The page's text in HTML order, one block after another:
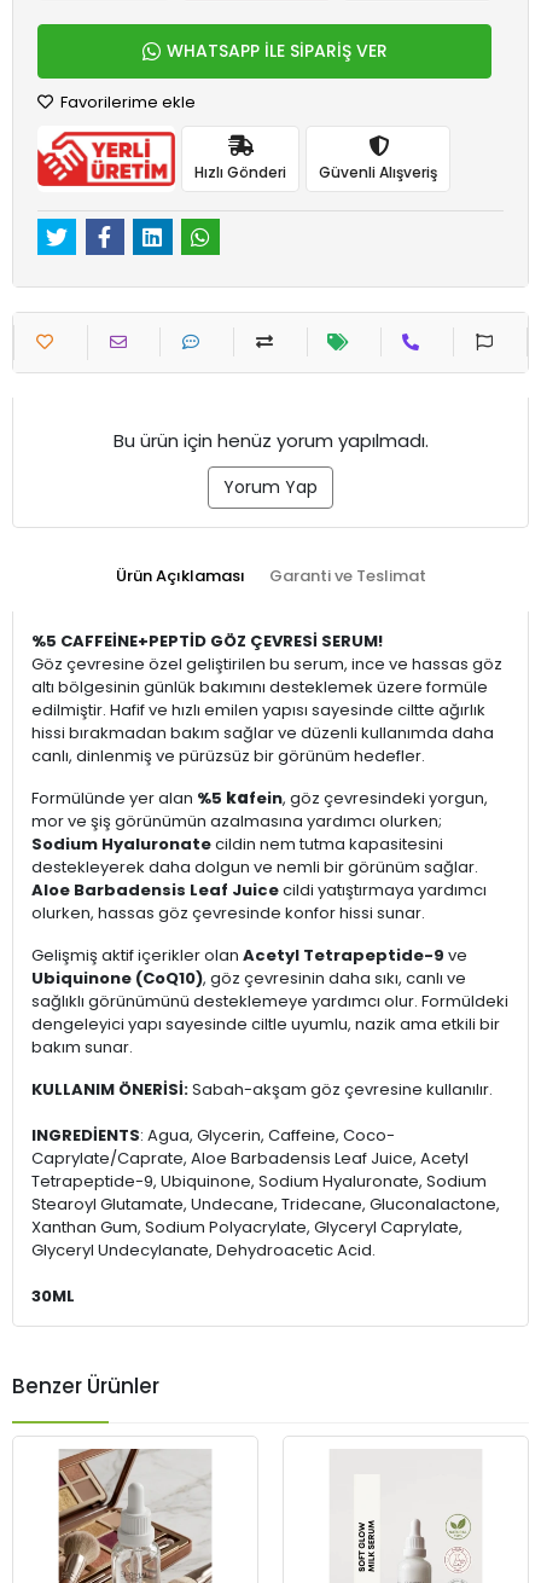
WHATSAPP İLE SİPARİŞ VER
Favorilerime ekle
Hızlı Gönderi Güvenli Alışveriş
Bu ürün için henüz yorum yapılmadı.
Yorum Yap
Ürün Açıklaması Garanti ve Teslimat
%5 CAFFEİNE+PEPTİD GÖZ ÇEVRESİ SERUM!
Göz çevresine özel geliştirilen bu serum, ince ve hassas göz
altı bölgesinin günlük bakımını desteklemek üzere formüle
edilmiştir. Hafif ve hızlı emilen yapısı sayesinde ciltte ağırlık
hissi bırakmadan bakım sağlar ve düzenli kullanımda daha
canlı, dinlenmiş ve pürüzsüz bir görünüm hedefler.
Formülünde yer alan %5 kafein, göz çevresindeki yorgun,
mor ve şiş görünümün azalmasına yardımcı olurken;
Sodium Hyaluronatecildin nem tutma kapasitesini
destekleyerek daha dolgun ve nemli bir görünüm sağlar.
Aloe Barbadensis Leaf Juicecildi yatıştırmaya yardımcı
olurken, hassas göz çevresinde konfor hissi sunar.
Gelişmiş aktif içerikler olan Acetyl Tetrapeptide-9 ve
Ubiquinone (CoQ10), göz çevresinin daha sıkı, canlı ve
sağlıklı görünümünü desteklemeye yardımcı olur. Formüldeki
dengeleyici yapı sayesinde ciltle uyumlu, nazik ama etkili bir
bakım sunar.
KULLANIM ÖNERİSİ:Sabah-akşam göz çevresine kullanılır.
INGREDİENTS: Agua, Glycerin, Caffeine, Coco-
Caprylate/Caprate, Aloe Barbadensis Leaf Juice, Acetyl
Tetrapeptide-9, Ubiquinone, Sodium Hyaluronate, Sodium
Stearoyl Glutamate, Undecane, Tridecane, Gluconalactone,
Xanthan Gum, Sodium Polyacrylate, Glyceryl Caprylate,
Glyceryl Undecylanate, Dehydroacetic Acid.
30ML
Benzer Ürünler